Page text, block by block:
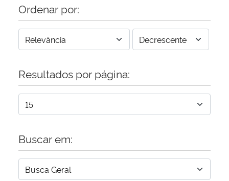
Ordenar por:
Resultados por página:
Buscar em: